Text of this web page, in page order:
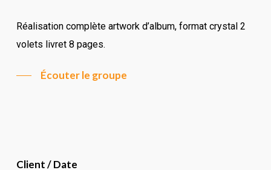
Réalisation complète artwork d’album, format crystal 2
volets livret 8 pages.
Écouter le groupe
Client / Date